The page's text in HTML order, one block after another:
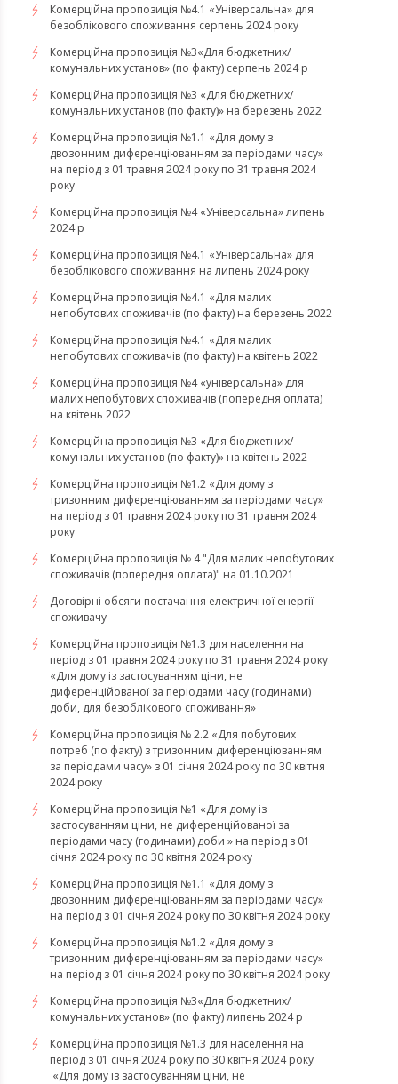
Комерційна пропозиція №4.1 «Універсальна» для
безоблікового споживання серпень 2024 року
Комерційна пропозиція №3«Для бюджетних/
комунальних установ» (по факту) серпень 2024 р
Комерційна пропозиція №3 «Для бюджетних/
комунальних установ (по факту)» на березень 2022
Комерційна пропозиція №1.1 «Для дому з
двозонним диференціюванням за періодами часу»
на період з 01 травня 2024 року по 31 травня 2024
року
Комерційна пропозиція №4 «Універсальна» липень
2024 р
Комерційна пропозиція №4.1 «Універсальна» для
безоблікового споживання на липень 2024 року
​​​​​​​Комерційна пропозиція №4.1 «Для малих
непобутових споживачів (по факту) на березень 2022
Комерційна пропозиція №4.1 «Для малих
непобутових споживачів (по факту) на квітень 2022
​​​​​​​Комерційна пропозиція №4 «універсальна» для
малих непобутових споживачів (попередня оплата)
на квітень 2022
Комерційна пропозиція №3 «Для бюджетних/
комунальних установ (по факту)» на квітень 2022
Комерційна пропозиція №1.2 «Для дому з
тризонним диференціюванням за періодами часу»
на період з 01 травня 2024 року по 31 травня 2024
року
Комерційна пропозиція № 4 "Для малих непобутових
споживачів (попередня оплата)" на 01.10.2021
Договірні обсяги постачання електричної енергії
споживачу
Комерційна пропозиція №1.3 для населення на
період з 01 травня 2024 року по 31 травня 2024 року
«Для дому із застосуванням ціни, не
диференційованої за періодами часу (годинами)
доби, для безоблікового споживання»
Комерційна пропозиція № 2.2 «Для побутових
потреб (по факту) з тризонним диференціюванням
за періодами часу» з 01 січня 2024 року по 30 квітня
2024 року
Комерційна пропозиція №1 «Для дому із
застосуванням ціни, не диференційованої за
періодами часу (годинами) доби » на період з 01
січня 2024 року по 30 квітня 2024 року
Комерційна пропозиція №1.1 «Для дому з
двозонним диференціюванням за періодами часу»
на період з 01 січня 2024 року по 30 квітня 2024 року
Комерційна пропозиція №1.2 «Для дому з
тризонним диференціюванням за періодами часу»
на період з 01 січня 2024 року по 30 квітня 2024 року
Комерційна пропозиція №3«Для бюджетних/
комунальних установ» (по факту) липень 2024 р
Комерційна пропозиція №1.3 для населення на
період з 01 січня 2024 року по 30 квітня 2024 року
«Для дому із застосуванням ціни, не